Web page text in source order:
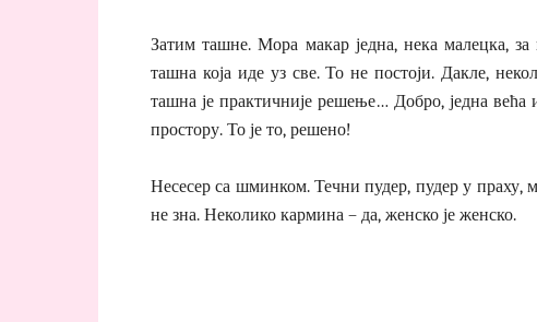
Затим ташне. Мора макар једна, нека малецка,
ташна која иде уз све. То не постоји. Дакле,
ташна је практичније решење… Добро, једна
простору. То је то, решено!
Несесер са шминком. Течни пудер, пудер у праху,
не зна. Неколико кармина – да, женско је женско.